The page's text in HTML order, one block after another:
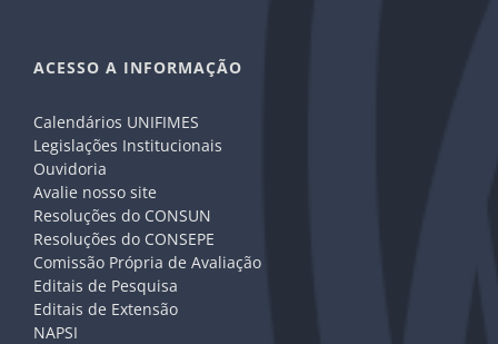
ACESSO A INFORMAÇÃO
Calendários UNIFIMES
Legislações Institucionais
Ouvidoria
Avalie nosso site
Resoluções do CONSUN
Resoluções do CONSEPE
Comissão Própria de Avaliação
Editais de Pesquisa
Editais de Extensão
NAPSI